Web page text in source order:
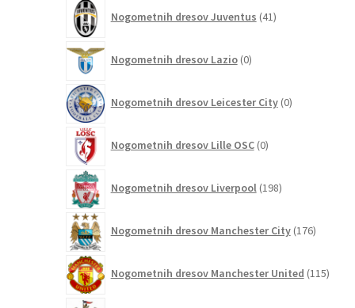
Nogometnih dresov Juventus 41izdelkov
Nogometnih dresov Lazio 0izdelkov
Nogometnih dresov Leicester City 0izdelkov
Nogometnih dresov Lille OSC 0izdelkov
Nogometnih dresov Liverpool 198izdelkov
Nogometnih dresov Manchester City 176izdelkov
Nogometnih dresov Manchester United 115